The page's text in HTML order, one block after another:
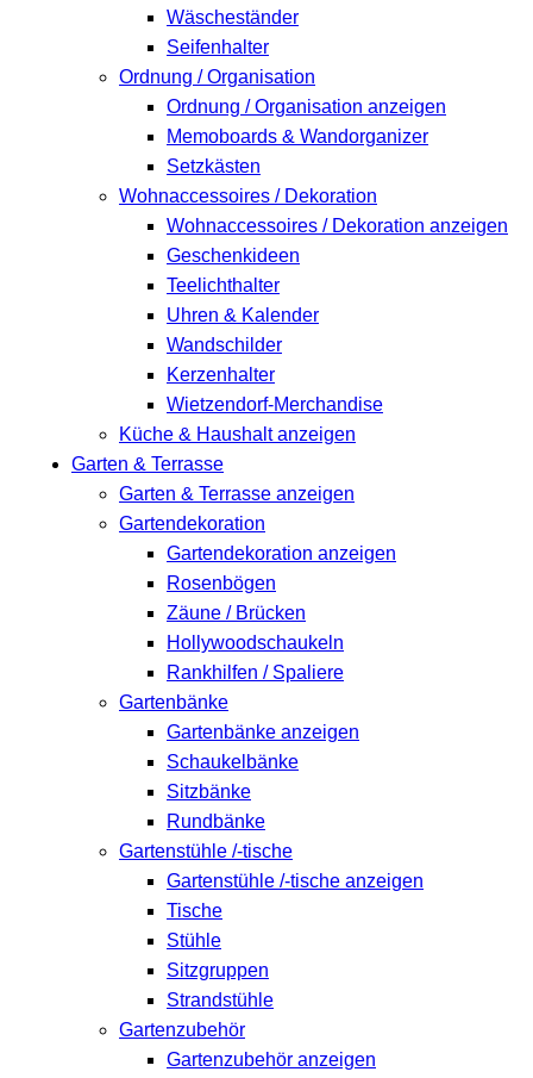
Wäscheständer
Seifenhalter
Ordnung / Organisation
Ordnung / Organisation anzeigen
Memoboards & Wandorganizer
Setzkästen
Wohnaccessoires / Dekoration
Wohnaccessoires / Dekoration anzeigen
Geschenkideen
Teelichthalter
Uhren & Kalender
Wandschilder
Kerzenhalter
Wietzendorf-Merchandise
Küche & Haushalt anzeigen
Garten & Terrasse
Garten & Terrasse anzeigen
Gartendekoration
Gartendekoration anzeigen
Rosenbögen
Zäune / Brücken
Hollywoodschaukeln
Rankhilfen / Spaliere
Gartenbänke
Gartenbänke anzeigen
Schaukelbänke
Sitzbänke
Rundbänke
Gartenstühle /-tische
Gartenstühle /-tische anzeigen
Tische
Stühle
Sitzgruppen
Strandstühle
Gartenzubehör
Gartenzubehör anzeigen